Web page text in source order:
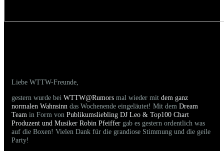
Liebe WTTW-Freunde,
gestern wurde bei WTTW@Rumors mal wieder mit dem ganz
normalen Wahnsinn das Wochenende eingeläutet! Mit dem Dream
Team in Form von Publikumsliebling DJ Leo & Top100 Chart
Produzent und Musiker Robin Pfeiffer gab es gestern ordentlich was
auf die Boxen! Vielen Dank für die grandiose Stimmung und die geile
Party!